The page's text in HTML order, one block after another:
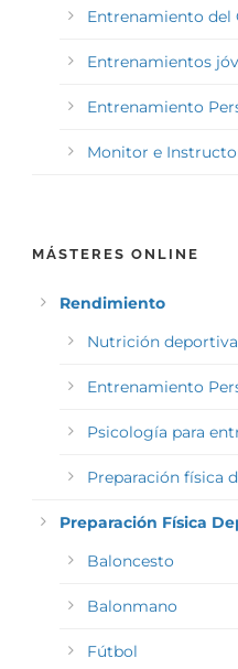
Entrenamiento del
Entrenamientos
Entrenamiento
Monitor e
MÁSTERES ONLINE
Rendimiento
Nutrición deportiva
Entrenamiento
Psicología para
Preparación física
Preparación Física
Baloncesto
Balonmano
Fútbol